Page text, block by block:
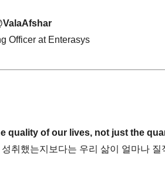
Officer at Enterasys
quality of our lives, not just the
취했는지보다는 우리 삶이 얼마나